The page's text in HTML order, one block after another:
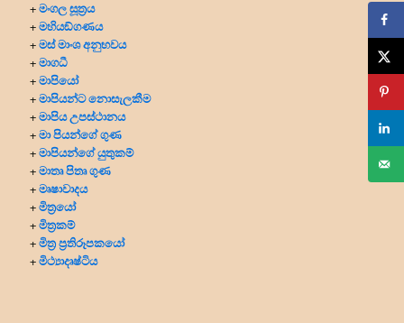
+මංගල සූත්‍රය
+මහියඞ්ගණය
+මස් මාංශ අනුභවය
+මාගධී
+මාපියෝ
+මාපියන්ට නොසැලකීම
+මාපිය උපස්ථානය
+මා පියන්ගේ ගුණ
+මාපියන්ගේ යුතුකම්
+මාතෘ පිතෘ ගුණ
+මෘෂාවාදය
+මිත්‍රයෝ
+මිත්‍ර‍කම්
+මිත්‍ර‍ ප්‍ර‍තිරූපකයෝ
+මිථ්‍යාදෘෂ්ටිය